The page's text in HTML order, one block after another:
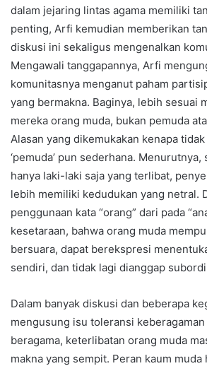
dalam jejaring lintas agama memiliki
penting, Arfi kemudian memberikan
diskusi ini sekaligus mengenalkan
Mengawali tanggapannya, Arfi
komunitasnya menganut paham
yang bermakna. Baginya, lebih sesuai
mereka orang muda, bukan pemuda
Alasan yang dikemukakan kenapa
‘pemuda’ pun sederhana.
hanya laki-laki saja yang terlibat,
lebih memiliki kedudukan yang netral.
penggunaan kata “orang” dari pada
kesetaraan, bahwa orang muda
bersuara, dapat berekspresi
sendiri, dan tidak lagi dianggap
Dalam banyak diskusi dan beberapa
mengusung isu toleransi
beragama, keterlibatan orang muda
makna yang sempit. Peran kaum muda